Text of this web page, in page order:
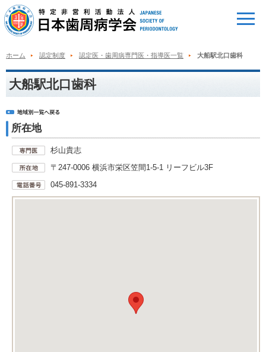
ホーム 認定制度 認定医・歯周病専門医・指導医一覧 大船駅北口歯科
大船駅北口歯科
所在地
杉山貴志
〒247-0006 横浜市栄区笠間1-5-1 リーフビル3F
045-891-3334